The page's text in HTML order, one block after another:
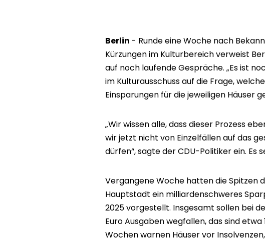
Berlin - Runde eine Woche nach
Kürzungen im Kulturbereich verweist
auf noch laufende Gespräche. „Es ist
im Kulturausschuss auf die Frage,
Einsparungen für die jeweiligen Häuser
„Wir wissen alle, dass dieser Prozess
wir jetzt nicht von Einzelfällen auf das
dürfen“, sagte der CDU-Politiker ein. Es
Vergangene Woche hatten die Spitzen
Hauptstadt ein milliardenschweres
2025 vorgestellt. Insgesamt sollen bei
Euro Ausgaben wegfallen, das sind
Wochen warnen Häuser vor